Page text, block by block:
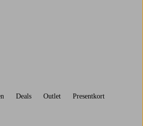
Deals Outlet Presentkort